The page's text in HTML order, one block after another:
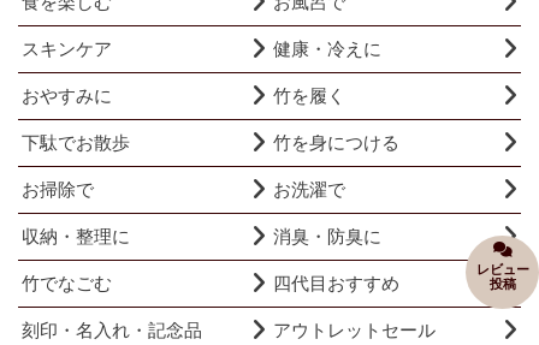
レビュー
投稿
スキンケア 健康・冷えに
おやすみに 竹を履く
下駄でお散歩 竹を身につける
お掃除で お洗濯で
収納・整理に 消臭・防臭に
竹でなごむ 四代目おすすめ
刻印・名入れ・記念品 アウトレットセール